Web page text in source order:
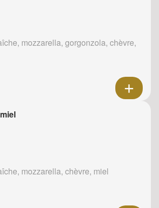
mozzarella, gorgonzola, chèvre,
mozzarella, chèvre, miel